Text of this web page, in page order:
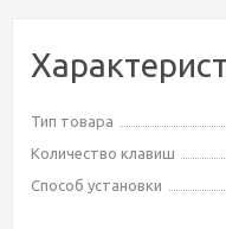
Тип товара
Количество клавиш
Способ установки